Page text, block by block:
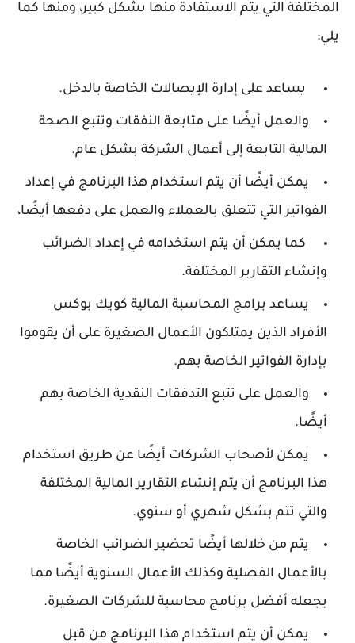
المختلفة التي يتم الاستفادة منها بشكل كبير، ومنها كما
يلي:
يساعد على إدارة الإيصالات الخاصة بالدخل.
والعمل أيضًا على متابعة النفقات وتتبع الصحة
المالية التابعة إلى أعمال الشركة بشكل عام.
يمكن أيضًا أن يتم استخدام هذا البرنامج في إعداد
الفواتير التي تتعلق بالعملاء والعمل على دفعها أيضًا،
كما يمكن أن يتم استخدامه في إعداد الضرائب
وإنشاء التقارير المختلفة.
يساعد برامج المحاسبة المالية كويك بوكس
الأفراد الذين يمتلكون الأعمال الصغيرة على أن يقوموا
بإدارة الفواتير الخاصة بهم.
والعمل على تتبع التدفقات النقدية الخاصة بهم
أيضًا.
يمكن لأصحاب الشركات أيضًا عن طريق استخدام
هذا البرنامج أن يتم إنشاء التقارير المالية المختلفة
والتي تتم بشكل شهري أو سنوي.
يتم من خلالها أيضًا تحضير الضرائب الخاصة
بالأعمال الفصلية وكذلك الأعمال السنوية أيضًا مما
يجعله أفضل برنامج محاسبة للشركات الصغيرة.
يمكن أن يتم استخدام هذا البرنامج من قبل